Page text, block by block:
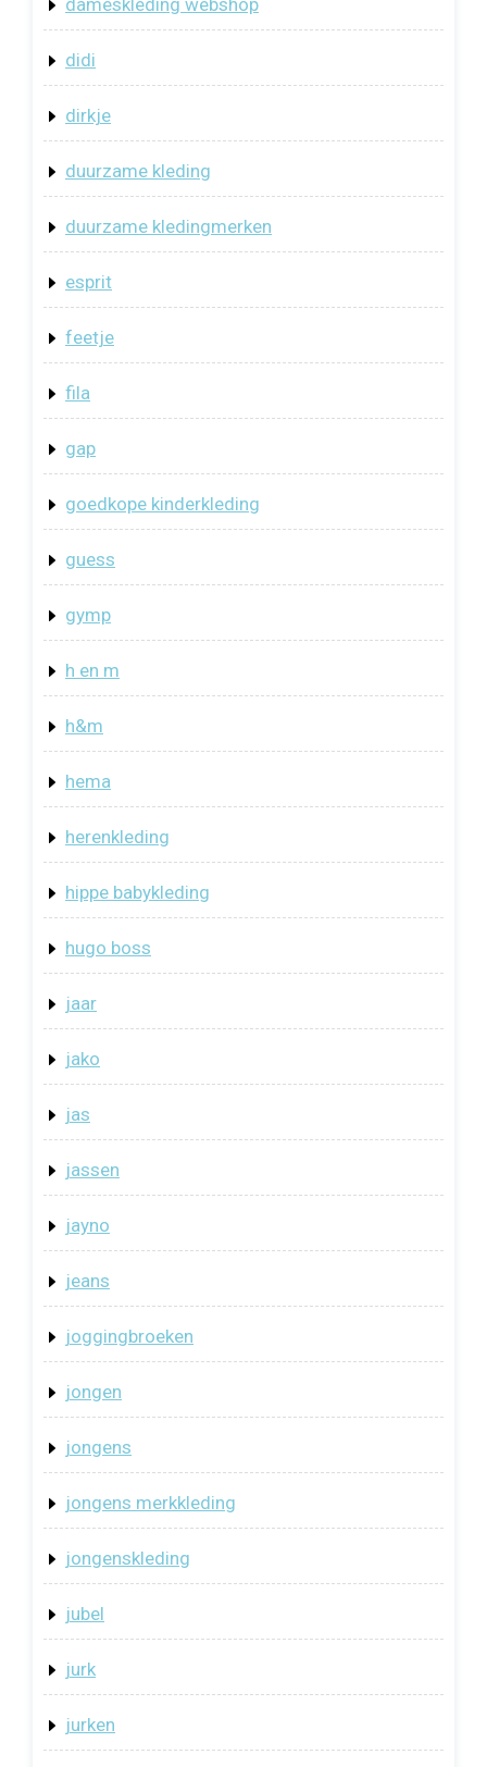
didi
dirkje
duurzame kleding
duurzame kledingmerken
esprit
feetje
fila
gap
goedkope kinderkleding
guess
gymp
h en m
h&m
hema
herenkleding
hippe babykleding
hugo boss
jaar
jako
jas
jassen
jayno
jeans
joggingbroeken
jongen
jongens
jongens merkkleding
jongenskleding
jubel
jurk
jurken